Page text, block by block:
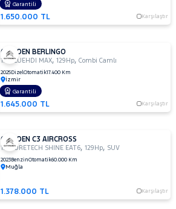
1.650.000 TL Karşılaştır
Garantili
CITROEN BERLINGO
1.5 BLUEHDI MAX,129Hp,Combi Camlı
2025DizelOtomatik17.400 Km
İzmir
1.645.000 TL Karşılaştır
Garantili
CITROEN C3 AIRCROSS
1.2 PURETECH SHINE EAT6,129Hp, SUV
2023BenzinOtomatik60.000 Km
Muğla
1.378.000 TL Karşılaştır